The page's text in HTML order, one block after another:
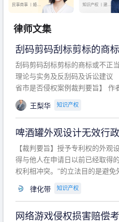
民事商事 丨 婚姻
知识产权 丨 建设
律师文集
刮码剪码刮标剪标的商
实务及反刮码及诉讼建
案例裁判要旨】
刮码剪码刮标剪标的商标或不正
理论与实务及反刮码及诉讼建议
省市是否侵权案例裁判要旨】 作者：浙
江杭知桥律师事务所 王梨华 周靖
读】 第一部分：刮码剪码刮标剪
诉讼建议 第二部分：15省市是否
例的裁判要旨 目录 第一部分、刮码剪码
刮
王梨华 知识产权
啤酒罐外观设计无效行
【裁判要旨】授予专利权的外观
得与他人在申请日以前已经取得
权利相冲突。”的立法目的是避免
冲突。基于此，凡是因该外观设计
于该款规定的规制范畴。“合法权
律化带 知识产权
网络游戏侵权损害赔偿